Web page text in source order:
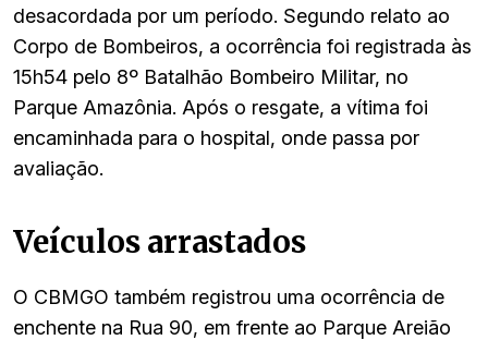
desacordada por um período. Segundo relato ao
Corpo de Bombeiros, a ocorrência foi registrada às
15h54 pelo 8º Batalhão Bombeiro Militar, no
Parque Amazônia. Após o resgate, a vítima foi
encaminhada para o hospital, onde passa por
avaliação.
Veículos arrastados
O CBMGO também registrou uma ocorrência de
enchente na Rua 90, em frente ao Parque Areião